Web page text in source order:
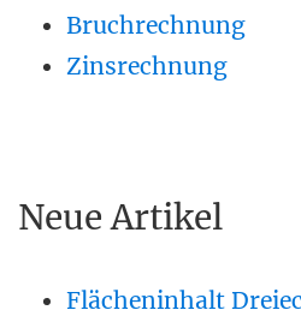
Bruchrechnung
Zinsrechnung
Neue Artikel
Flächeninhalt